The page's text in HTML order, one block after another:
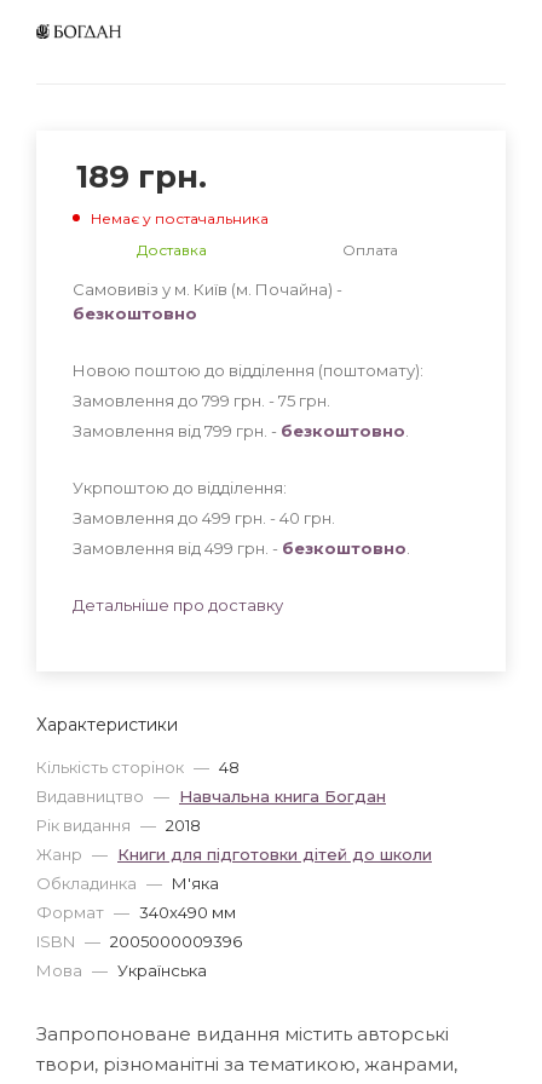
Характеристики
Кількість сторінок — 48
Видавництво — Навчальна книга Богдан
Рік видання — 2018
Жанр — Книги для підготовки дітей до школи
Обкладинка — М'яка
Формат — 340x490 мм
ISBN — 2005000009396
Мова — Українська
189 грн.
Немає у постачальника
Доставка
Оплата
Самовивіз у м. Київ (м. Почайна) -
безкоштовно
Новою поштою до відділення (поштомату):
Замовлення до 799 грн. - 75 грн
Замовлення від 799 грн. - безкоштовно
Укрпоштою до відділення:
Замовлення до 499 грн. - 40 грн
Замовлення від 499 грн. - безкоштовно
Детальніше про доставку
Запропоноване видання містить авторські
твори, різноманітні за тематикою, жанрами,